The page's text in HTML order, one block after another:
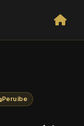
Peruíbe